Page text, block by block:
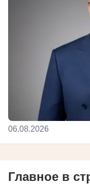
06.08.2026
Главное в